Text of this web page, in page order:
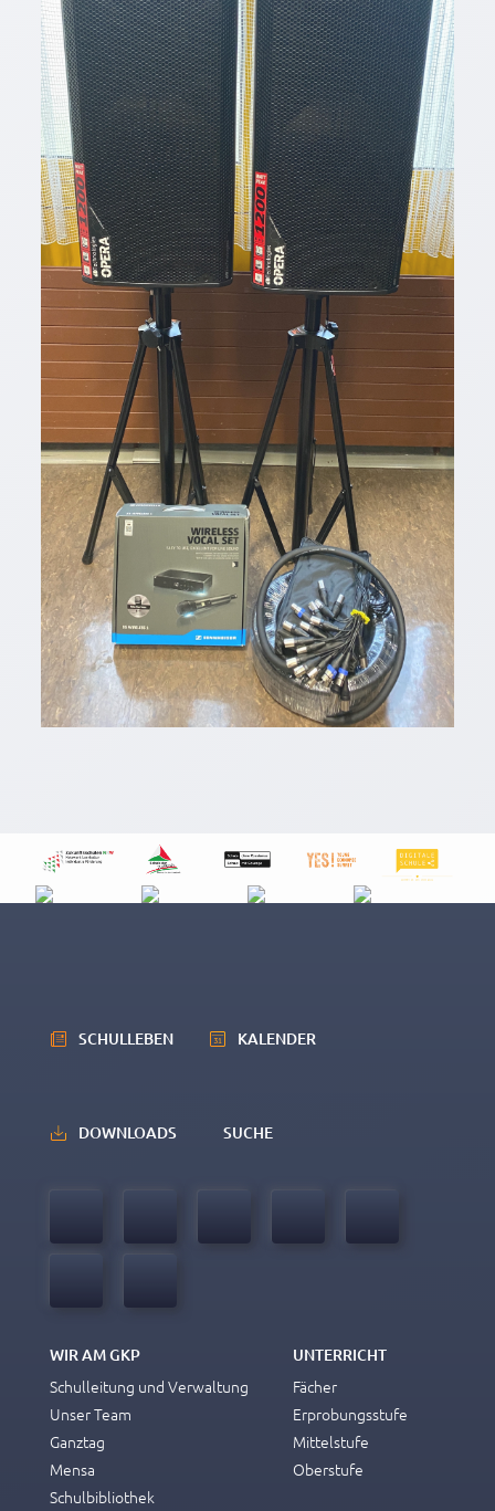
SCHULLEBEN KALENDER
DOWNLOADS SUCHE
WIR AM GKP
Schulleitung und Verwaltung
Unser Team
Ganztag
Mensa
Schulbibliothek
UNTERRICHT
Fächer
Erprobungsstufe
Mittelstufe
Oberstufe